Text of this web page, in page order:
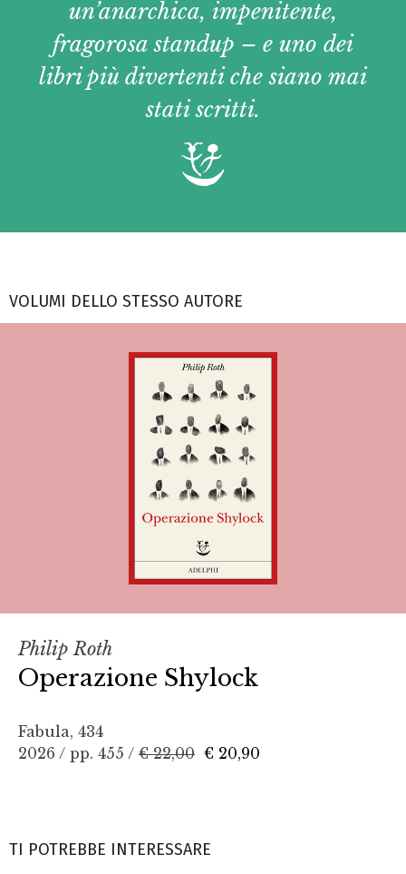
un’anarchica, impenitente,
fragorosastandup – e uno dei
libri più divertenti che siano mai
stati scritti.
VOLUMI DELLO STESSO AUTORE
Philip Roth
Operazione Shylock
Fabula, 434
2026 / pp. 455 / € 22,00 € 20,90
TI POTREBBE INTERESSARE